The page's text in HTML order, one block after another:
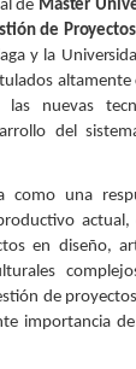
de Máster Univ
stión de Proyect
ga y la Univer
nuevas
del
como una
en diseño,
de
importancia